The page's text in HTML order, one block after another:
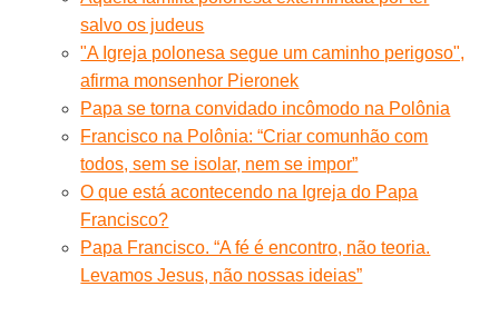
salvo os judeus
"A Igreja polonesa segue um caminho perigoso",
afirma monsenhor Pieronek
Papa se torna convidado incômodo na Polônia
Francisco na Polônia: “Criar comunhão com
todos, sem se isolar, nem se impor”
O que está acontecendo na Igreja do Papa
Francisco?
Papa Francisco. “A fé é encontro, não teoria.
Levamos Jesus, não nossas ideias”